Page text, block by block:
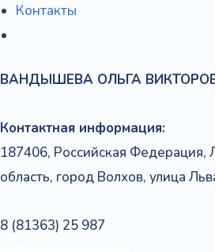
Контакты
ВАНДЫШЕВА ОЛЬГА
Контактная информация:
187406, Российская Федерация,
область, город Волхов, улица
8 (81363) 25 987